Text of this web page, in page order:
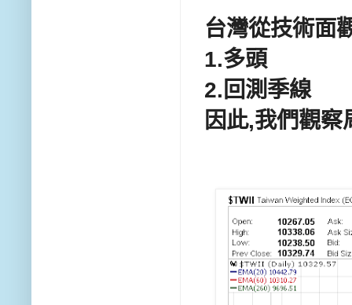
台灣從技術面
1.多頭
2.回測季線
因此,我們觀